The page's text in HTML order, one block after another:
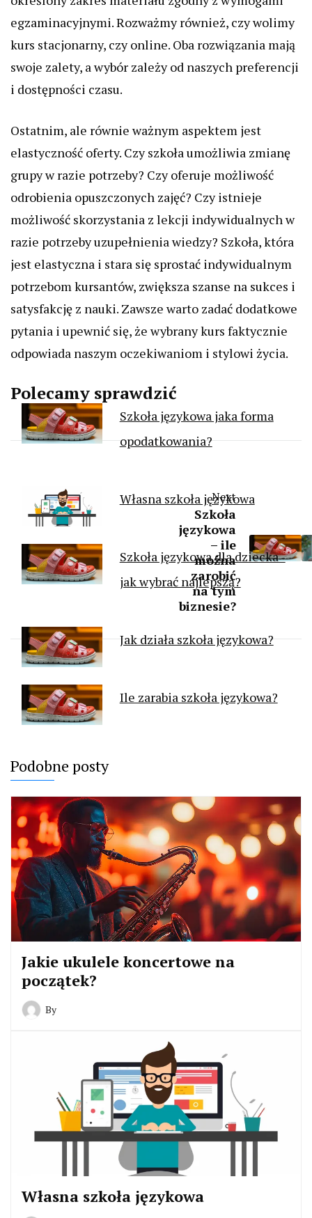
egzaminacyjnymi. Rozważmy również, czy wolimy
kurs stacjonarny, czy online. Oba rozwiązania mają
swoje zalety, a wybór zależy od naszych preferencji
i dostępności czasu.
Ostatnim, ale równie ważnym aspektem jest
elastyczność oferty. Czy szkoła umożliwia zmianę
grupy w razie potrzeby? Czy oferuje możliwość
odrobienia opuszczonych zajęć? Czy istnieje
możliwość skorzystania z lekcji indywidualnych w
razie potrzeby uzupełnienia wiedzy? Szkoła, która
jest elastyczna i stara się sprostać indywidualnym
potrzebom kursantów, zwiększa szanse na sukces i
satysfakcję z nauki. Zawsze warto zadać dodatkowe
pytania i upewnić się, że wybrany kurs faktycznie
odpowiada naszym oczekiwaniom i stylowi życia.
Polecamy sprawdzić
Szkoła językowa jaka forma
opodatkowania?
Własna szkoła językowa
Szkoła językowa dla dziecka -
jak wybrać najlepszą?
Jak działa szkoła językowa?
Ile zarabia szkoła językowa?
Next
Szkoła
językowa
– ile
można
zarobić
na tym
biznesie?
Podobne posty
Jakie ukulele koncertowe na
początek?
By
Własna szkoła językowa